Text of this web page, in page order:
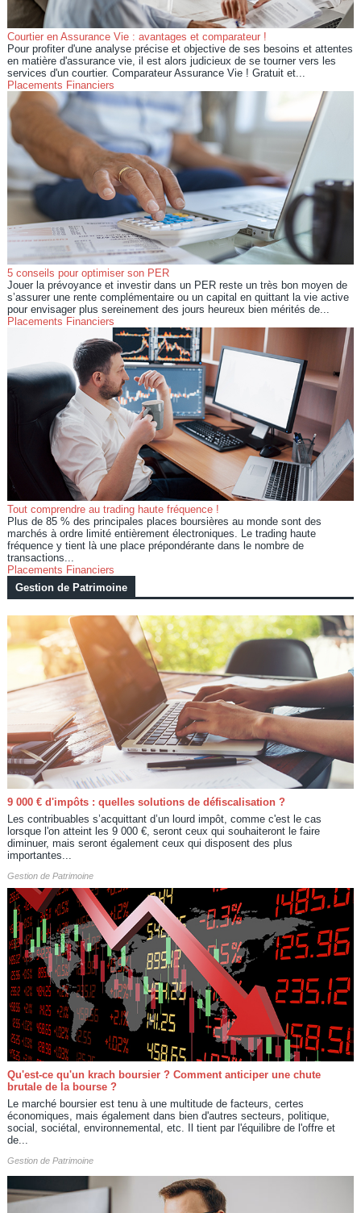
Courtier en Assurance Vie : avantages et comparateur !
Pour profiter d'une analyse précise et objective de ses besoins et attentes
en matière d'assurance vie, il est alors judicieux de se tourner vers les
services d'un courtier. Comparateur Assurance Vie ! Gratuit et...
Placements Financiers
5 conseils pour optimiser son PER
Jouer la prévoyance et investir dans un PER reste un très bon moyen de
s’assurer une rente complémentaire ou un capital en quittant la vie active
pour envisager plus sereinement des jours heureux bien mérités de...
Placements Financiers
Tout comprendre au trading haute fréquence !
Plus de 85 % des principales places boursières au monde sont des
marchés à ordre limité entièrement électroniques. Le trading haute
fréquence y tient là une place prépondérante dans le nombre de
transactions...
Placements Financiers
Gestion de Patrimoine
9 000 € d'impôts : quelles solutions de défiscalisation ?
Les contribuables s’acquittant d’un lourd impôt, comme c'est le cas
lorsque l'on atteint les 9 000 €, seront ceux qui souhaiteront le faire
diminuer, mais seront également ceux qui disposent des plus
importantes...
Gestion de Patrimoine
Qu'est-ce qu'un krach boursier ? Comment anticiper une chute
brutale de la bourse ?
Le marché boursier est tenu à une multitude de facteurs, certes
économiques, mais également dans bien d'autres secteurs, politique,
social, sociétal, environnemental, etc. Il tient par l'équilibre de l'offre et
de...
Gestion de Patrimoine